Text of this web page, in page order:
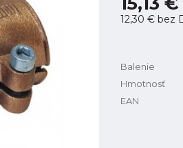
12,30 € bez
Balenie
Hmotnosť
EAN